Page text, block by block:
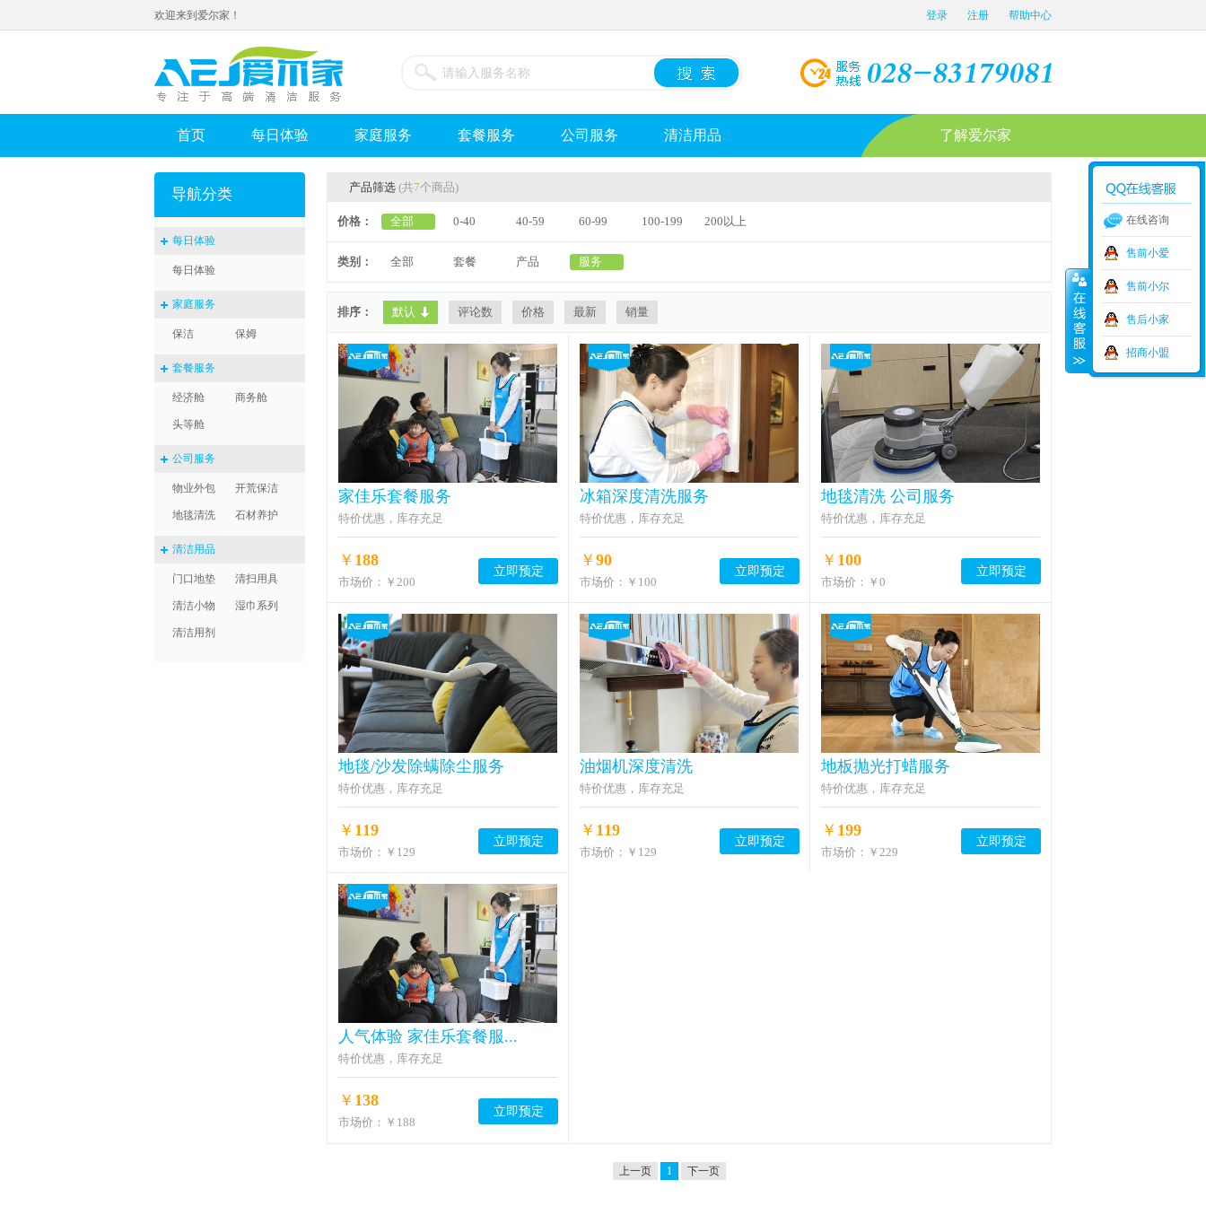
欢迎来到爱尔家！ 登录 注册 帮助中心
首页 每日体验 家庭服务 套餐服务 公司服务 清洁用品 了解爱尔家
导航分类
每日体验
每日体验
家庭服务
保洁 保姆
套餐服务
经济舱 商务舱
头等舱
公司服务
物业外包 开荒保洁
地毯清洗 石材养护
清洁用品
门口地垫 清扫用具
清洁小物 湿巾系列
清洁用剂
产品筛选 (共7个商品)
价格： 全部 0-40 40-59 60-99 100-199 200以上
类别： 全部 套餐 产品 服务
排序： 默认 评论数 价格 最新 销量
家佳乐套餐服务
特价优惠，库存充足
￥ 188
市场价： ￥200
立即预定
冰箱深度清洗服务
特价优惠，库存充足
￥ 90
市场价： ￥100
立即预定
地毯清洗 公司服务
特价优惠，库存充足
￥ 100
市场价： ￥0
立即预定
地毯/沙发除螨除尘服务
特价优惠，库存充足
￥ 119
市场价： ￥129
立即预定
油烟机深度清洗
特价优惠，库存充足
￥ 119
市场价： ￥129
立即预定
地板抛光打蜡服务
特价优惠，库存充足
￥ 199
市场价： ￥229
立即预定
人气体验 家佳乐套餐服...
特价优惠，库存充足
￥ 138
市场价： ￥188
立即预定
上一页 1 下一页
在线咨询
售前小爱
售前小尔
售后小家
招商小盟